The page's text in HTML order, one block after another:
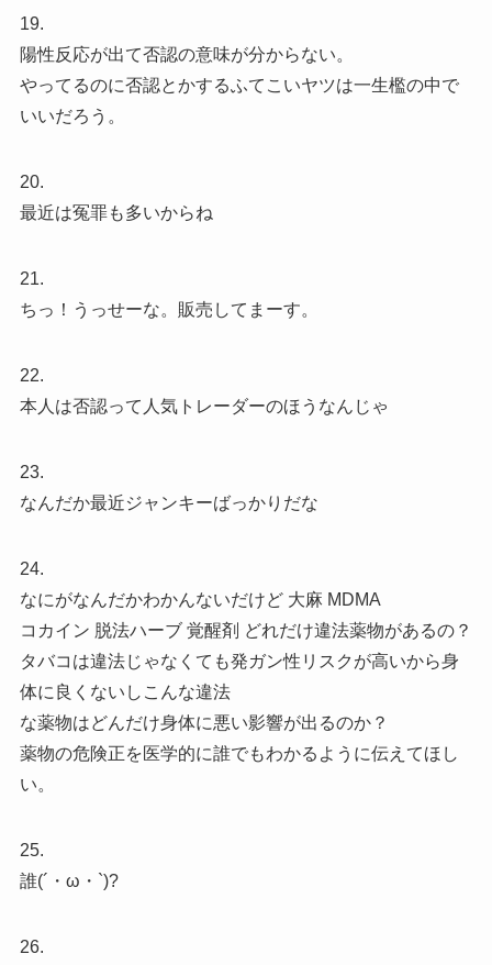
19.
陽性反応が出て否認の意味が分からない。
やってるのに否認とかするふてこいヤツは一生檻の中で
いいだろう。
20.
最近は冤罪も多いからね
21.
ちっ！うっせーな。販売してまーす。
22.
本人は否認って人気トレーダーのほうなんじゃ
23.
なんだか最近ジャンキーばっかりだな
24.
なにがなんだかわかんないだけど 大麻 MDMA
コカイン 脱法ハーブ 覚醒剤 どれだけ違法薬物があるの？
タバコは違法じゃなくても発ガン性リスクが高いから身
体に良くないしこんな違法
な薬物はどんだけ身体に悪い影響が出るのか？
薬物の危険正を医学的に誰でもわかるように伝えてほし
い。
25.
誰(´・ω・`)?
26.